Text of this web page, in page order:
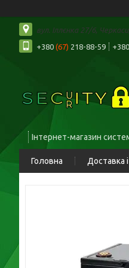
вул. Іллєнка 27/6,
+380 (67) 218-88-59 +380
Інтернет-магазин
Головна Доставка